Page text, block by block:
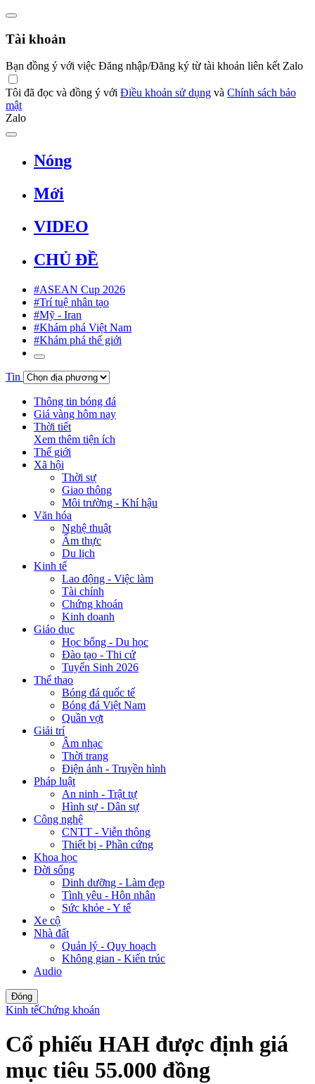
Tài khoản
Bạn đồng ý với việc Đăng nhập/Đăng ký từ tài khoản liên kết Zalo
Tôi đã đọc và đồng ý với Điều khoản sử dụng và Chính sách bảo
mật
Zalo
Nóng
Mới
VIDEO
CHỦ ĐỀ
#ASEAN Cup 2026
#Trí tuệ nhân tạo
#Mỹ - Iran
#Khám phá Việt Nam
#Khám phá thế giới
Tin
Thông tin bóng đá
Giá vàng hôm nay
Thời tiết
Xem thêm tiện ích
Thế giới
Xã hội
Thời sự
Giao thông
Môi trường - Khí hậu
Văn hóa
Nghệ thuật
Ẩm thực
Du lịch
Kinh tế
Lao động - Việc làm
Tài chính
Chứng khoán
Kinh doanh
Giáo dục
Học bổng - Du học
Đào tạo - Thi cử
Tuyển Sinh 2026
Thể thao
Bóng đá quốc tế
Bóng đá Việt Nam
Quần vợt
Giải trí
Âm nhạc
Thời trang
Điện ảnh - Truyền hình
Pháp luật
An ninh - Trật tự
Hình sự - Dân sự
Công nghệ
CNTT - Viễn thông
Thiết bị - Phần cứng
Khoa học
Đời sống
Dinh dưỡng - Làm đẹp
Tình yêu - Hôn nhân
Sức khỏe - Y tế
Xe cộ
Nhà đất
Quản lý - Quy hoạch
Không gian - Kiến trúc
Audio
Đóng
Kinh tếChứng khoán
Cổ phiếu HAH được định giá
mục tiêu 55.000 đồng